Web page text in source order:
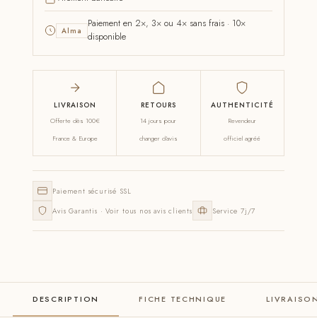
Alma
Paiement en 2×, 3× ou 4× sans frais · 10×
disponible
LIVRAISON
Offerte dès 100€
France & Europe
RETOURS
14 jours pour
changer d'avis
AUTHENTICITÉ
Revendeur
officiel agréé
Paiement sécurisé SSL
Avis Garantis · Voir tous nos avis clients
Service 7j/7
DESCRIPTION FICHE TECHNIQUE